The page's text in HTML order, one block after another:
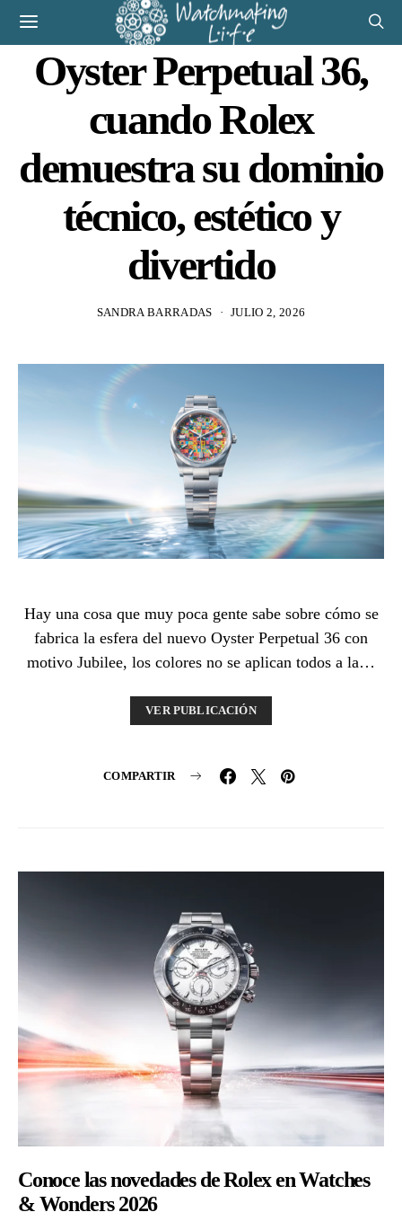
Oyster Perpetual 36,
cuando Rolex
demuestra su dominio
técnico, estético y
divertido
SANDRA BARRADAS JULIO 2, 2026
Hay una cosa que muy poca gente sabe sobre cómo se
fabrica la esfera del nuevo Oyster Perpetual 36 con
motivo Jubilee, los colores no se aplican todos a la…
VER PUBLICACIÓN
COMPARTIR
Conoce las novedades de Rolex en Watches
& Wonders 2026